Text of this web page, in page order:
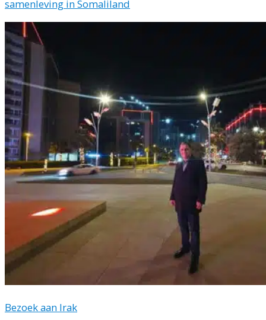
samenleving in Somaliland
Bezoek aan Irak